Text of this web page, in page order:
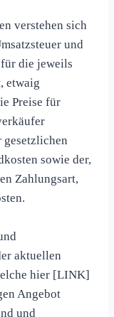
verstehen sich
und
die jeweils
etwaig
Preise für
sowie der,
Zahlungsart,
aktuellen
hier [LINK]
Angebot
und